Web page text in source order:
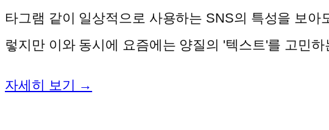
타그램 같이 일상적으로 사용하는 SNS의 특성을 보
렇지만 이와 동시에 요즘에는 양질의 '텍스트'를 고민
자세히 보기 →